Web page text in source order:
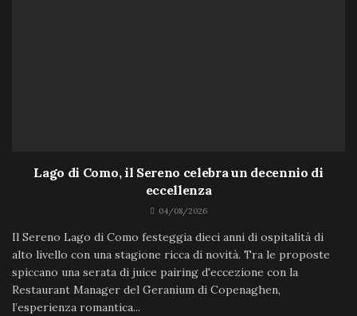
Lago di Como, il Sereno celebra un decennio di
eccellenza
04/08/2026
Il Sereno Lago di Como festeggia dieci anni di ospitalità di
alto livello con una stagione ricca di novità. Tra le proposte
spiccano una serata di juice pairing d'eccezione con la
Restaurant Manager del Geranium di Copenaghen,
l’esperienza romantica...